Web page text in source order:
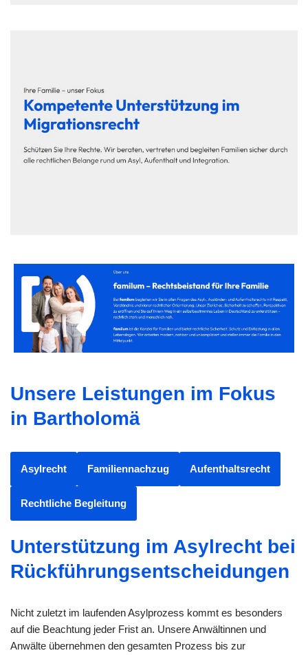
Unsere Leistungen im Fokus
in Bartholomä
Asylrecht Familiennachzug Aufenthaltsrecht
Rechtliche Begleitung
Unterstützung im Asylrecht bei
Rückführungsentscheidungen
Nicht zuletzt im laufenden Asylprozess kommt es besonders
auf die Beachtung jeder Frist an. Unsere Anwältinnen und
Anwälte übernehmen den gesamten Prozess bis zur